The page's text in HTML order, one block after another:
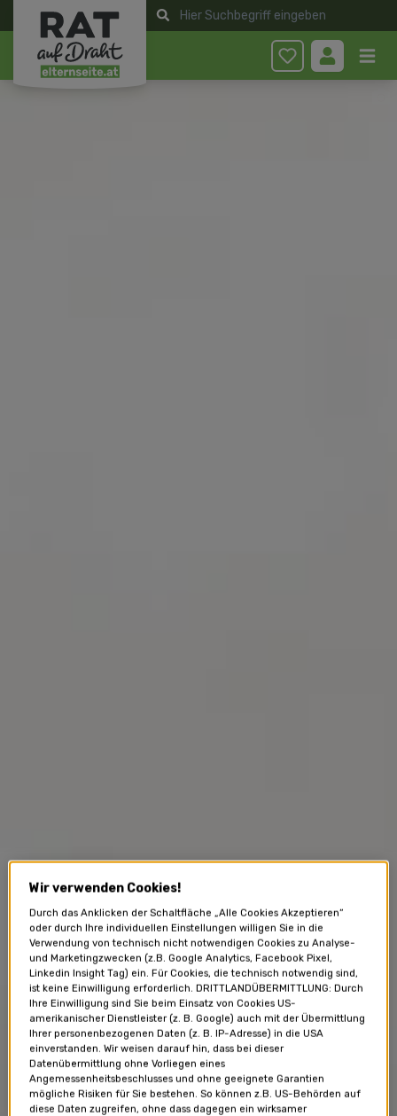
Wir verwenden Cookies!
Durch das Anklicken der Schaltfläche „Alle Cookies Akzeptieren“
oder durch Ihre individuellen Einstellungen willigen Sie in die
Verwendung von technisch nicht notwendigen Cookies zu Analyse-
und Marketingzwecken (z.B. Google Analytics, Facebook Pixel,
Linkedin Insight Tag) ein. Für Cookies, die technisch notwendig sind,
ist keine Einwilligung erforderlich. DRITTLANDÜBERMITTLUNG: Durch
Ihre Einwilligung sind Sie beim Einsatz von Cookies US-
amerikanischer Dienstleister (z. B. Google) auch mit der Übermittlung
Ihrer personenbezogenen Daten (z. B. IP-Adresse) in die USA
einverstanden. Wir weisen darauf hin, dass bei dieser
Datenübermittlung ohne Vorliegen eines
Angemessenheitsbeschlusses und ohne geeignete Garantien
mögliche Risiken für Sie bestehen. So können z.B. US-Behörden auf
diese Daten zugreifen, ohne dass dagegen ein wirksamer